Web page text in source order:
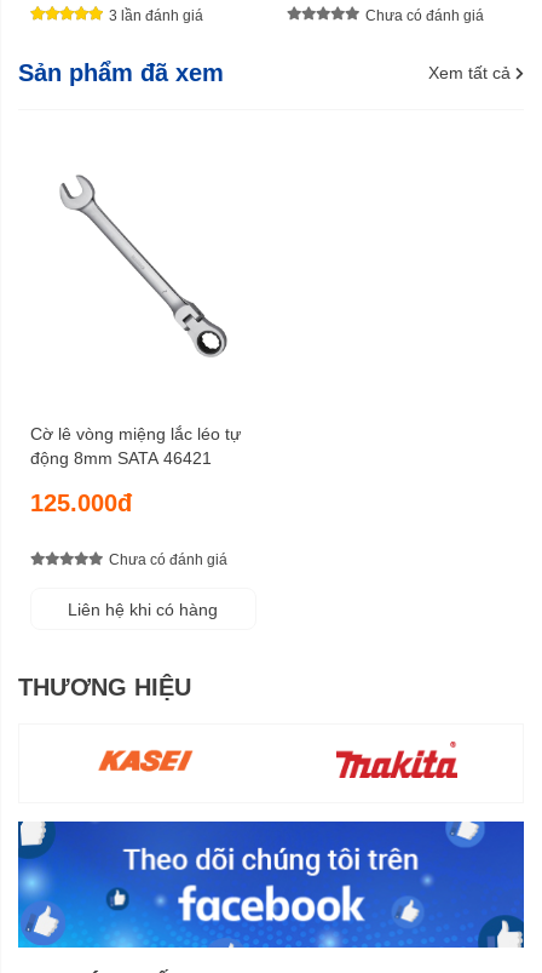
3 lần đánh giá Chưa có đánh giá
Sản phẩm đã xem Xem tất cả
Cờ lê vòng miệng lắc léo tự
động 8mm SATA 46421
125.000đ
Chưa có đánh giá
Liên hệ khi có hàng
THƯƠNG HIỆU